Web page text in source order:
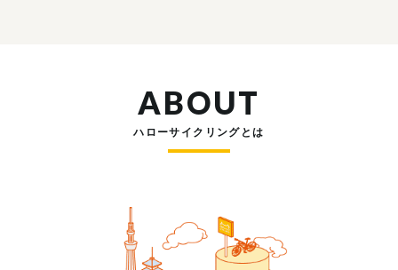
ABOUT
ハローサイクリングとは